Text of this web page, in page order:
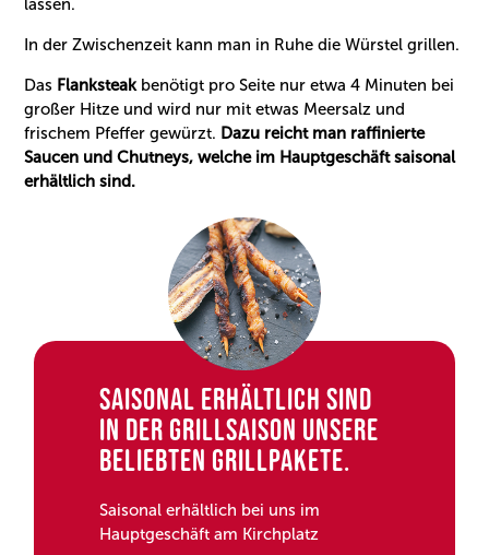
lassen.
In der Zwischenzeit kann man in Ruhe die Würstel grillen.
Das Flanksteakbenötigt pro Seite nur etwa 4 Minuten bei
großer Hitze und wird nur mit etwas Meersalz und
frischem Pfeffer gewürzt. Dazu reicht man raffinierte
Saucen und Chutneys, welche im Hauptgeschäft saisonal
erhältlich sind.
SAISONAL ERHÄLTLICH SIND
IN DER GRILLSAISON UNSERE
BELIEBTEN GRILLPAKETE.
Saisonal erhältlich bei uns im
Hauptgeschäft am Kirchplatz